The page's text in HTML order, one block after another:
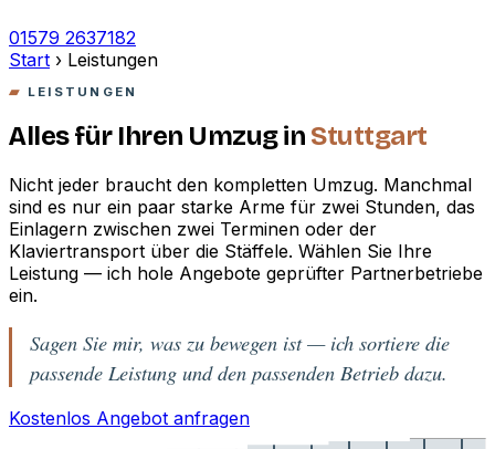
01579 2637182
Start › Leistungen
LEISTUNGEN
Alles für Ihren Umzug in Stuttgart
Nicht jeder braucht den kompletten Umzug. Manchmal
sind es nur ein paar starke Arme für zwei Stunden, das
Einlagern zwischen zwei Terminen oder der
Klaviertransport über die Stäffele. Wählen Sie Ihre
Leistung — ich hole Angebote geprüfter Partnerbetriebe
ein.
Sagen Sie mir, was zu bewegen ist — ich sortiere die
passende Leistung und den passenden Betrieb dazu.
Kostenlos Angebot anfragen